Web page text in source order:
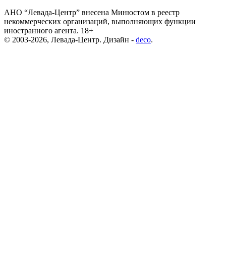
АНО “Левада-Центр” внесена Минюстом в реестр
некоммерческих организаций, выполняющих функции
иностранного агента. 18+
© 2003-2026, Левада-Центр. Дизайн - deco.